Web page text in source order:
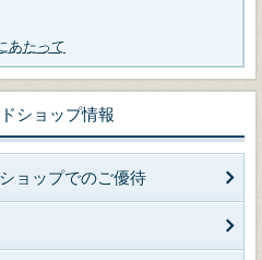
あたって
ショップ情報
ョップでのご優待